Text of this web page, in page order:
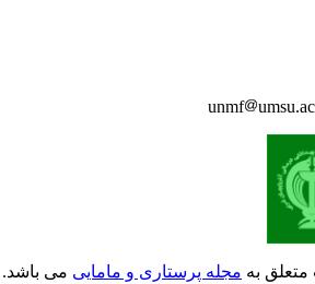
unmf
بهمجله پرستاری و ماماییمی باشد.